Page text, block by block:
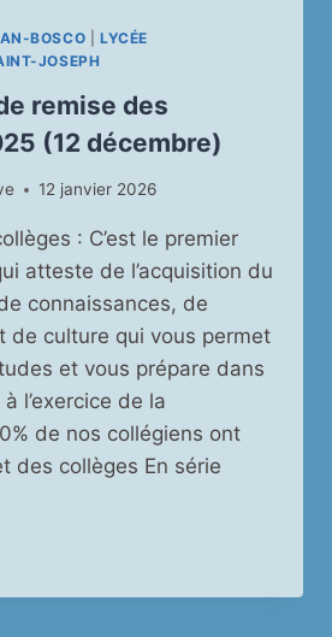
BOSCO |LYCÉE
JOSEPH
remise des
(12 décembre)
12 janvier 2026
: C’est le premier
atteste de l’acquisition du
connaissances, de
de culture qui vous permet
et vous prépare dans
l’exercice de la
de nos collégiens ont
des collèges En série